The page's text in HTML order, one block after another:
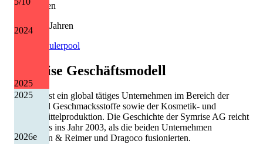
2025
2024
2025
2026e
Kürzungen
0 von 13 Jahren
Quelle: Eulerpool
Symrise Geschäftsmodell
Symrise ist ein global tätiges Unternehmen im Bereich der
Duft- und Geschmacksstoffe sowie der Kosmetik- und
Lebensmittelproduktion. Die Geschichte der Symrise AG reicht
zurück bis ins Jahr 2003, als die beiden Unternehmen
Haarmann & Reimer und Dragoco fusionierten.